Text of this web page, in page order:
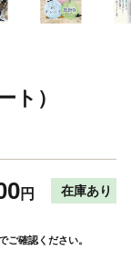
）
円 在庫あり
ご確認ください。